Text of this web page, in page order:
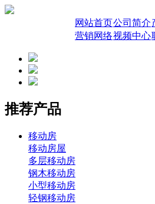
网站首页公司简介
营销网络视频中心
推荐产品
移动房
移动房屋
多层移动房
钢木移动房
小型移动房
轻钢移动房